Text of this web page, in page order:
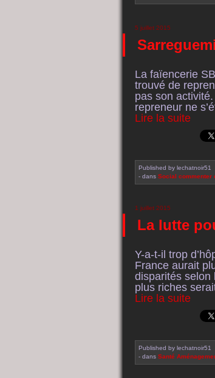
5 juillet 2015
La faïencerie
trouvé de
pas son
repreneur ne
Lire la suite
Published by lechatnoir51
- dans Social commenter
1 juillet 2015
La lutte
Y-a-t-il trop
France aurait
disparités selon
plus riches
Lire la suite
Published by lechatnoir51
- dans Santé